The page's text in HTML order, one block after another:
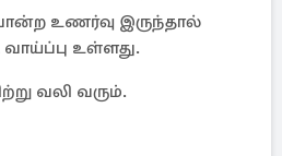
போன்ற உணர்வு இருந்தால்
உள்ளது.
வலி வரும்.